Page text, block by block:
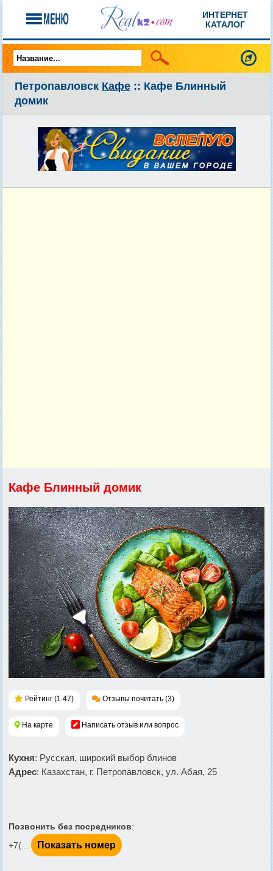
ИНТЕРНЕТ
КАТАЛОГ
Петропавловск Кафе :: Кафе Блинный
домик
Кафе Блинный домик
Рейтинг (1.47) Отзывы почитать (3)
На карте Написать отзыв или вопрос
Кухня: Русская, широкий выбор блинов
Адрес: Казахстан, г. Петропавловск, ул. Абая, 25
Позвонить без посредников:
+7(...
Показать номер